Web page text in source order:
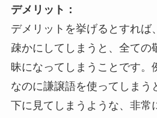
デメリット：
デメリットを挙げるとすれば
疎かにしてしまうと、全ての
昧になってしまうことです。
なのに謙譲語を使ってしまう
下に見てしまうような、非常